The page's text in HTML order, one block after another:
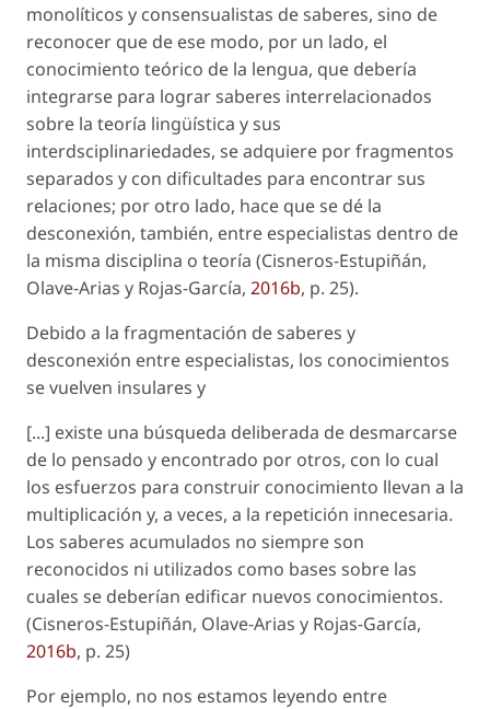
monolíticos y consensualistas de saberes, sino de
reconocer que de ese modo, por un lado, el
conocimiento teórico de la lengua, que debería
integrarse para lograr saberes interrelacionados
sobre la teoría lingüística y sus
interdsciplinariedades, se adquiere porfragmentos
separados y con dificultades para encontrar sus
relaciones; por otro lado, hace que se dé la
desconexión, también, entre especialistas dentro de
la misma disciplina o teoría (Cisneros-Estupiñán,
Olave-Arias y Rojas-García, 2016b, p. 25).
Debido a la fragmentación de saberes y
desconexión entre especialistas, los conocimientos
se vuelven insulares y
[...] existe una búsqueda deliberada de desmarcarse
de lo pensado y encontrado por otros, con lo cual
los esfuerzos para construir conocimiento llevan a la
multiplicación y, a veces, a la repetición innecesaria.
Los saberes acumulados no siempre son
reconocidos ni utilizados como bases sobre las
cuales se deberían edificar nuevos conocimientos.
(Cisneros-Estupiñán, Olave-Arias y Rojas-García,
2016b, p. 25)
Por ejemplo, no nos estamos leyendo entre